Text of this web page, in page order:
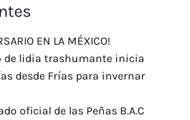
EN LA MÉXICO!
de lidia trashumante inicia
desde Frías para invernar
oficial de las Peñas B.A.C